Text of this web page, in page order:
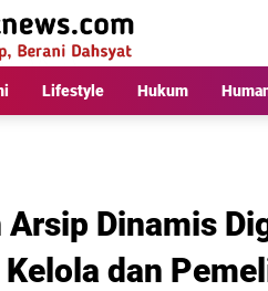
Lifestyle Hukum
Dinamis
Kelola dan